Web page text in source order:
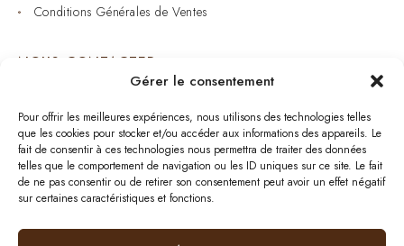
Gérer le consentement
Pour offrir les meilleures expériences, nous utilisons des technologies telles
que les cookies pour stocker et/ou accéder aux informations des appareils. Le
fait de consentir à ces technologies nous permettra de traiter des données
telles que le comportement de navigation ou les ID uniques sur ce site. Le fait
de ne pas consentir ou de retirer son consentement peut avoir un effet négatif
sur certaines caractéristiques et fonctions.
Conditions Générales de Ventes
NOUS CONTACTER
Bijouterie : 05 53 53 64 11
Mardi au Samedi: 09:00 - 19:00
bijouterie.lavergne@orange.fr